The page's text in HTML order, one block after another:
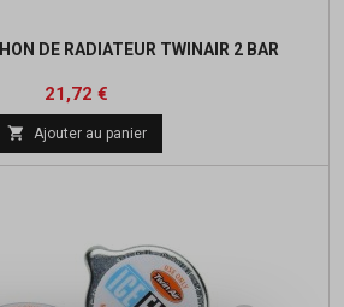
DE RADIATEUR TWINAIR 2 BAR
Prix
21,72 €
base
 Ajouter au panier